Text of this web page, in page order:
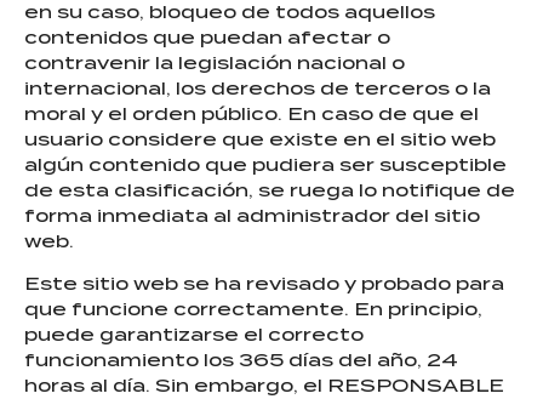
en su caso, bloqueo de todos aquellos
contenidos que puedan afectar o
contravenir la legislación nacional o
internacional, los derechos de terceros o la
moral y el orden público. En caso de que el
usuario considere que existe en el sitio web
algún contenido que pudiera ser susceptible
de esta clasificación, se ruega lo notifique de
forma inmediata al administrador del sitio
web.
Este sitio web se ha revisado y probado para
que funcione correctamente. En principio,
puede garantizarse el correcto
funcionamiento los 365 días del año, 24
horas al día. Sin embargo, el RESPONSABLE